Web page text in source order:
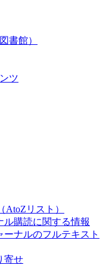
書館）
ツ
AtoZリスト）
ル購読に関する情報
ナルのフルテキスト
寄せ